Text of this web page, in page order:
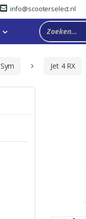
info@scooterselect.nl
Sym Jet 4 RX